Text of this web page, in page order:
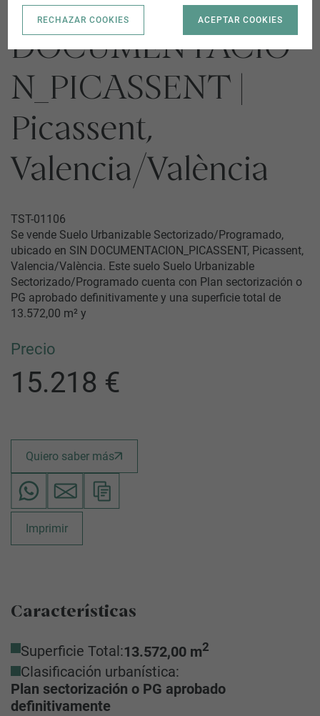
SIN
DOCUMENTACIO
N_PICASSENT |
Picassent,
Valencia/València
TST-01106
Se vende Suelo Urbanizable Sectorizado/Programado,
ubicado en SIN DOCUMENTACION_PICASSENT, Picassent,
Valencia/València. Este suelo Suelo Urbanizable
Sectorizado/Programado cuenta con Plan sectorización o
PG aprobado definitivamente y una superficie total de
13.572,00 m² y
Precio
15.218 €
Quiero saber más
Imprimir
Características
Superficie Total:13.572,00 m2
Clasificación urbanística:
Plan sectorización o PG aprobado
definitivamente
RECHAZAR COOKIES ACEPTAR COOKIES